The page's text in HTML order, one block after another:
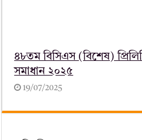
৪৮তম বিসিএস (বিশেষ)
সমাধান ২০২৫
19/07/2025